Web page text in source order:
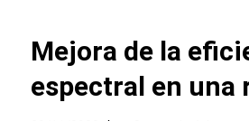
Mejora de la
espectral en una